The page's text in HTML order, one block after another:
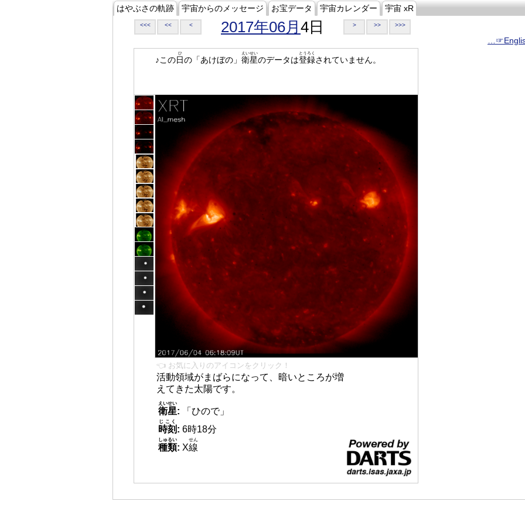
はやぶさの軌跡 宇宙からのメッセージ お宝データ 宇宙カレンダー 宇宙 xR
<<< << < 2017年06月 4日 > >> >>>
♪この日
ひ
の「あけぼの」 衛星
えいせい
のデータは登録
とうろく
されていません。
👈 お気に入りのアイコンをクリック！
活動領域がまばらになって、暗いところが増
えてきた太陽です。
衛星
えいせい
:
「ひので」
時刻
じこく
: 6時18分
種類
しゅるい
: X線
せん